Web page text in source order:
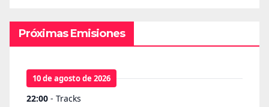
Próximas Emisiones